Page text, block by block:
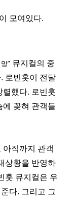
모여있다.
" 뮤지컬의 중
로빈훗이 전달
렬했다. 로빈훗
에 꽂혀 관객들
아직까지 관객
상황을 반영하
훗 뮤지컬은 우
다. 그리고 그